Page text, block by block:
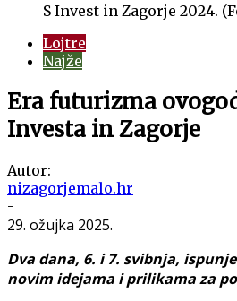
S Invest in Zagorje 2024.
Lojtre
Najže
Era futurizma
Investa in Zagorje
Autor:
nizagorjemalo.hr
-
29. ožujka 2025.
Dva dana, 6. i 7. svibnja,
novim idejama i prilikama za